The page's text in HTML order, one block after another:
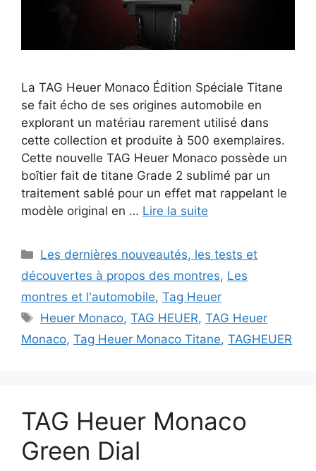
La TAG Heuer Monaco Édition Spéciale Titane
se fait écho de ses origines automobile en
explorant un matériau rarement utilisé dans
cette collection et produite à 500 exemplaires.
Cette nouvelle TAG Heuer Monaco possède un
boîtier fait de titane Grade 2 sublimé par un
traitement sablé pour un effet mat rappelant le
modèle original en … Lire la suite
Catégories
Les dernières nouveautés, les tests et
découvertes à propos des montres, Les
montres et l'automobile, Tag Heuer
Étiquettes
Heuer Monaco,TAG HEUER,TAG Heuer
Monaco, Tag Heuer Monaco Titane, TAGHEUER
TAG Heuer Monaco
Green Dial